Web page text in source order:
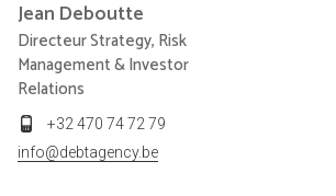
Jean Deboutte
Directeur Strategy, Risk
Management & Investor
Relations
+32 470 74 72 79
info@debtagency.be